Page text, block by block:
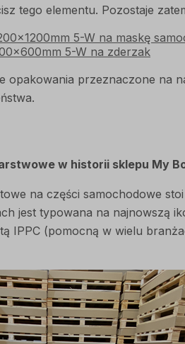
tego elementu. Pozostaje
5-W na maskę
5-W na zderzak
opakowania przeznaczone na
w historii sklepu My
na części samochodowe
jest typowana na najnowszą
IPPC (pomocną w wielu